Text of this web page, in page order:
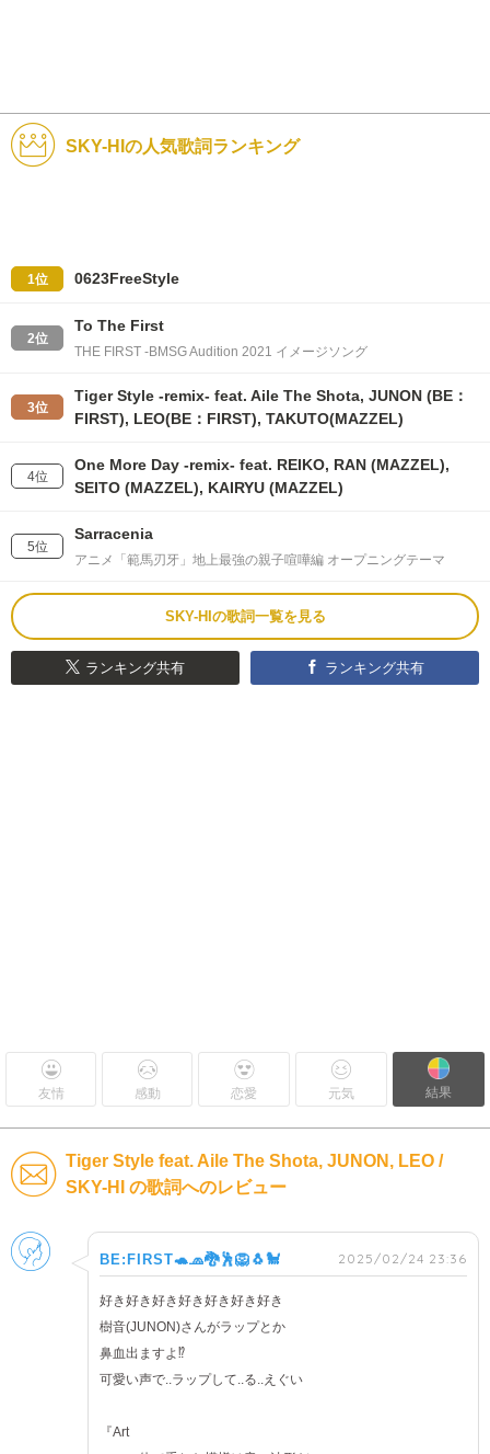
SKY-HIの人気歌詞ランキング
1位 0623FreeStyle
2位
To The First
THE FIRST -BMSG Audition 2021 イメージソング
3位
Tiger Style -remix- feat. Aile The Shota, JUNON (BE：
FIRST), LEO(BE：FIRST), TAKUTO(MAZZEL)
4位
One More Day -remix- feat. REIKO, RAN (MAZZEL),
SEITO (MAZZEL), KAIRYU (MAZZEL)
5位
Sarracenia
アニメ「範馬刃牙」地上最強の親子喧嘩編 オープニングテーマ
SKY-HIの歌詞一覧を見る
ランキング共有 ランキング共有
友情 感動 恋愛 元気 結果
Tiger Style feat. Aile The Shota, JUNON, LEO /
SKY-HI の歌詞へのレビュー
男性
BE:FIRST🐢🧢🐉🕺🦁🐧🐩 2025/02/24 23:36
好き好き好き好き好き好き好き
樹音(JUNON)さんがラップとか
鼻血出ますよ⁉
可愛い声で..ラップして..る..えぐい
『Art